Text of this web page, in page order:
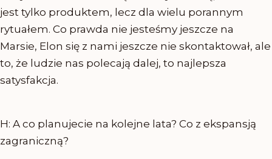
jest tylko produktem, lecz dla wielu porannym
rytuałem. Co prawda nie jesteśmy jeszcze na
Marsie, Elon się z nami jeszcze nie skontaktował, ale
to, że ludzie nas polecają dalej, to najlepsza
satysfakcja.
H: A co planujecie na kolejne lata? Co z ekspansją
zagraniczną?